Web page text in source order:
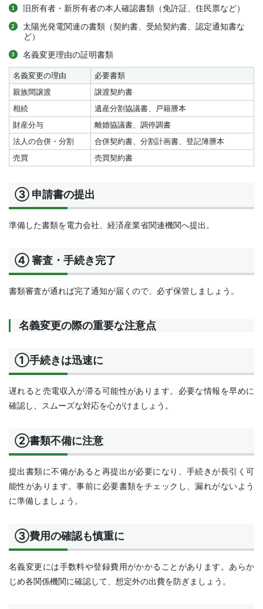
旧所有者・新所有者の本人確認書類（免許証、住民票など）
太陽光発電関連の書類（契約書、受給契約書、認定通知書な
ど）
名義変更理由の証明書類
名義変更の理由
必要書類
親族間譲渡
譲渡契約書
相続
遺産分割協議書、戸籍謄本
財産分与
離婚協議書、調停調書
法人の合併・分割
合併契約書、分割計画書、登記簿謄本
売買
売買契約書
③ 申請書の提出
準備した書類を電力会社、経済産業省関連機関へ提出。
④ 審査・手続き完了
書類審査が通れば完了通知が届くので、必ず保管しましょう。
名義変更の際の重要な注意点
①手続きは迅速に
遅れると売電収入が滞る可能性があります。必要な情報を早めに
確認し、スムーズな対応を心がけましょう。
②書類不備に注意
提出書類に不備があると再提出が必要になり、手続きが長引く可
能性があります。事前に必要書類をチェックし、漏れがないよう
に準備しましょう。
③費用の確認も慎重に
名義変更には手数料や登録費用がかかることがあります。あらか
じめ各関係機関に確認して、想定外の出費を防ぎましょう。